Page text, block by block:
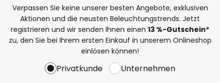
Verpassen Sie keine unserer besten Angebote, exklusiven
Aktionen und die neusten Beleuchtungstrends. Jetzt
registrieren und wir senden Ihnen einen 13 %-Gutschein*
zu, den Sie bei Ihrem ersten Einkauf in unserem Onlineshop
einlösen können!
Privatkunde Unternehmen